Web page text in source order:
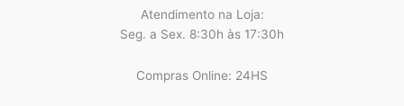
Atendimento na Loja:
Seg. a Sex. 8:30h às 17:30h
Compras Online: 24HS